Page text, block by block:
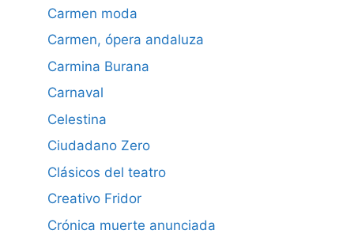
Carmen moda
Carmen, ópera andaluza
Carmina Burana
Carnaval
Celestina
Ciudadano Zero
Clásicos del teatro
Creativo Fridor
Crónica muerte anunciada